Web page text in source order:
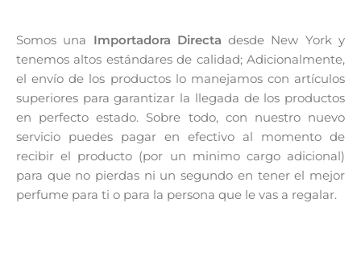
Somos una Importadora Directa desde New York y
tenemos altos estándares de calidad; Adicionalmente,
el envío de los productos lo manejamos con artículos
superiores para garantizar la llegada de los productos
en perfecto estado. Sobre todo, con nuestro nuevo
servicio puedes pagar en efectivo al momento de
recibir el producto (por un minimo cargo adicional)
para que no pierdas ni un segundo en tener el mejor
perfume para ti o para la persona que le vas a regalar.